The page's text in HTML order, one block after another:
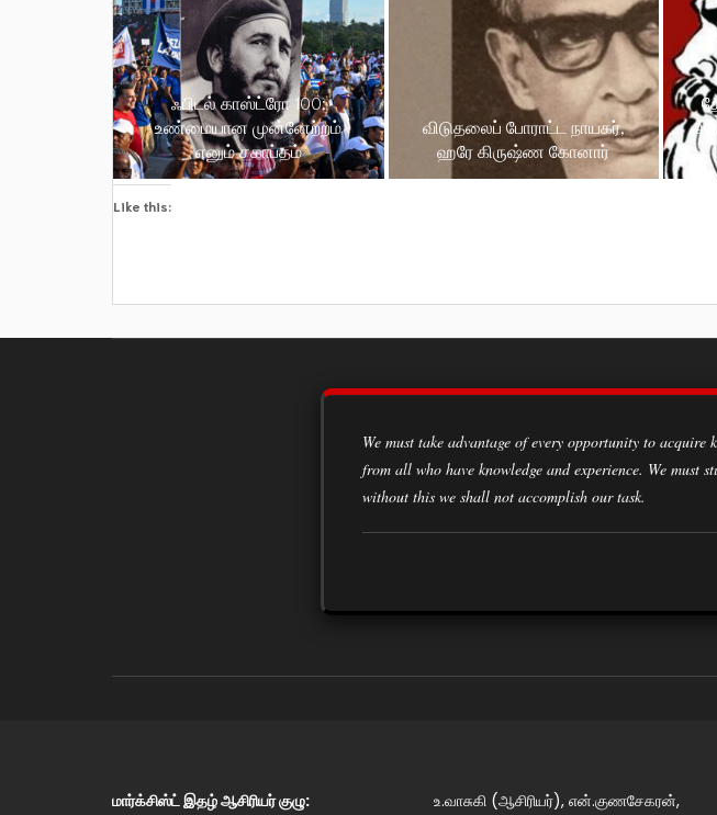
ஃபிடல் காஸ்ட்ரோ 100:
உண்மையான முன்னேற்றம்
எனும் சகாப்தம்
விடுதலைப் போராட்ட நாயகர்,
ஹரே கிருஷ்ண கோனார்
Like this:
We must take advantage of every opportunity to acquire knowledge, to learn from the experiences of all classes of society,
from all who have knowledge and experience. We must
without this we shall not accomplish our task.
மார்க்சிஸ்ட் இதழ் ஆசிரியர் குழு: உ.வாசுகி (ஆசிரியர்), என்.குணசேகரன்,